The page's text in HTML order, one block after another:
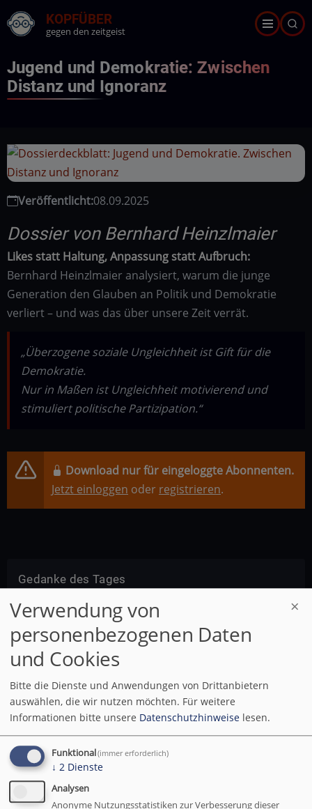
Direkt
zum
KOPFÜBER
gegen den zeitgeist
Jugend und Demokratie: Zwischen
Distanz und Ignoranz
Veröffentlicht:08.09.2025
Dossier von Bernhard Heinzlmaier
Likes statt Haltung, Anpassung statt Aufbruch:
Bernhard Heinzlmaier analysiert, warum die junge
Generation den Glauben an Politik und Demokratie
verliert – und was das über unsere Zeit verrät.
„Überzogene soziale Ungleichheit ist Gift für die
Demokratie.
Nur in Maßen ist Ungleichheit motivierend und
stimuliert politische Partizipation.“
Download nur für eingeloggte Abonnenten.
Jetzt einloggen oder registrieren.
Gedanke des Tages
E. M. Cioran (1911 - 1995), rumänisch-
französischer Philosoph
Empfehlung
Verwendung von
personenbezogenen Daten
und Cookies
Bitte die Dienste und Anwendungen von Drittanbietern
auswählen, die wir nutzen möchten. Für weitere
Informationen bitte unsere Datenschutzhinweise lesen.
Funktional(immer erforderlich)
↓ 2 Dienste
Analysen
Anonyme Nutzungsstatistiken zur Verbesserung dieser